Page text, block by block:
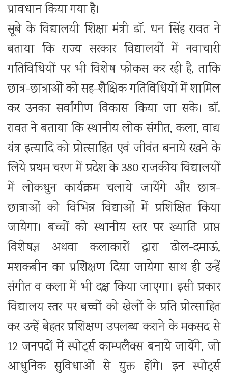
प्रावधान किया गया है।
सूबे के विद्यालयी शिक्षा मंत्री डॉ. धन सिंह रावत ने
बताया कि राज्य सरकार विद्यालयों में नवाचारी
गतिविधियों पर भी विशेष फोकस कर रही है, ताकि
छात्र-छात्राओं को सह-शैक्षिक गतिविधियों में शामिल
कर उनका सर्वांगीण विकास किया जा सके। डॉ.
रावत ने बताया कि स्थानीय लोक संगीत, कला, वाद्य
यंत्र इत्यादि को प्रोत्साहित एवं जीवंत बनाये रखने के
लिये प्रथम चरण में प्रदेश के 380 राजकीय विद्यालयों
में लोकधुन कार्यक्रम चलाये जायेंगे और छात्र-
छात्राओं को विभिन्न विद्याओं में प्रशिक्षित किया
जायेगा। बच्चों को स्थानीय स्तर पर ख्याति प्राप्त
विशेषज्ञ अथवा कलाकारों द्वारा ढोल-दमाऊं,
मशकबीन का प्रशिक्षण दिया जायेगा साथ ही उन्हें
संगीत व कला में भी दक्ष किया जाएगा। इसी प्रकार
विद्यालय स्तर पर बच्चों को खेलों के प्रति प्रोत्साहित
कर उन्हें बेहतर प्रशिक्षण उपलब्ध कराने के मकसद से
12 जनपदों में स्पोर्ट्स काम्पलैक्स बनाये जायेंगे, जो
आधुनिक सुविधाओं से युक्त होंगे। इन स्पोर्ट्स